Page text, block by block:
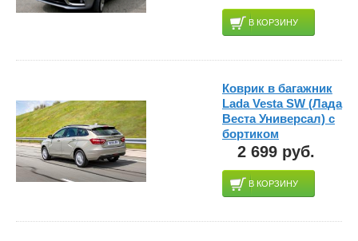
В КОРЗИНУ
Коврик в багажник
Lada Vesta SW (Лада
Веста Универсал) с
бортиком
2 699 руб.
В КОРЗИНУ